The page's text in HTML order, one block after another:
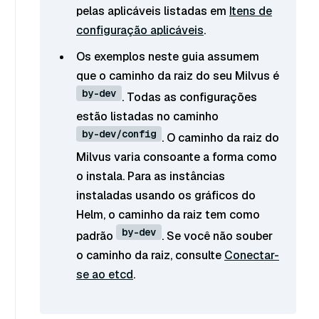
pelas aplicáveis listadas em Itens de
configuração aplicáveis.
Os exemplos neste guia assumem
que o caminho da raiz do seu Milvus é
by-dev . Todas as configurações
estão listadas no caminho
by-dev/config . O caminho da raiz do
Milvus varia consoante a forma como
o instala. Para as instâncias
instaladas usando os gráficos do
Helm, o caminho da raiz tem como
padrão
by-dev . Se você não souber
o caminho da raiz, consulte Conectar-
se ao etcd.